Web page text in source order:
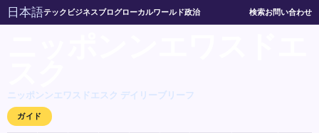
日本語テック ビジネスブログローカルワールド政治 検索お問い合わせ
ニッポンンエワスドエスク デイリーブリーフ
ガイド